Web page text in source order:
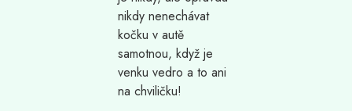
nikdy nenechávat
kočku v autě
samotnou, když je
venku vedro a to ani
na chviličku!